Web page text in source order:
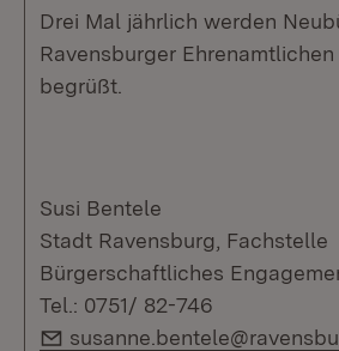
Drei Mal jährlich werden
Ravensburger
begrüßt.
Susi Bentele
Stadt Ravensburg, Fachstelle
Bürgerschaftliches
Tel.: 0751/ 82-746
E-Mail: